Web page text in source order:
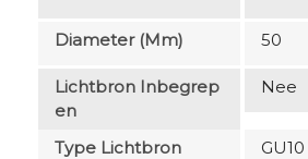
Diameter (mm) 50
Lichtbron Inbegrep
En
Nee
Type Lichtbron GU10